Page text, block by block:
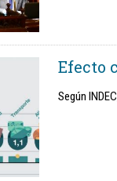
Efecto
Según